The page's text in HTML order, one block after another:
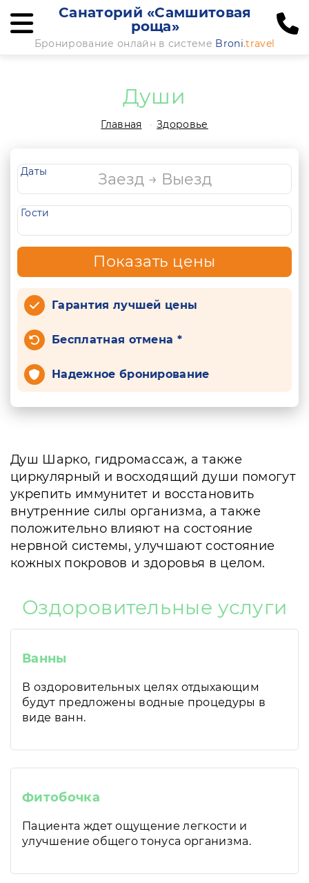
Санаторий «Самшитовая
роща»
Бронирование онлайн в системе Broni.travel
Души
Главная Здоровье
Даты
Гости
Показать цены
Гарантия лучшей цены
Бесплатная отмена *
Надежное бронирование
Душ Шарко, гидромассаж, а также
циркулярный и восходящий души помогут
укрепить иммунитет и восстановить
внутренние силы организма, а также
положительно влияют на состояние
нервной системы, улучшают состояние
кожных покровов и здоровья в целом.
Оздоровительные услуги
Ванны
В оздоровительных целях отдыхающим
будут предложены водные процедуры в
виде ванн.
Фитобочка
Пациента ждет ощущение легкости и
улучшение общего тонуса организма.